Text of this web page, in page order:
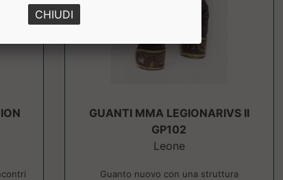
GUANTI MMA LEGIONARIVS II
GP102
Leone
Guanto nuovo con una struttura
CHIUDI